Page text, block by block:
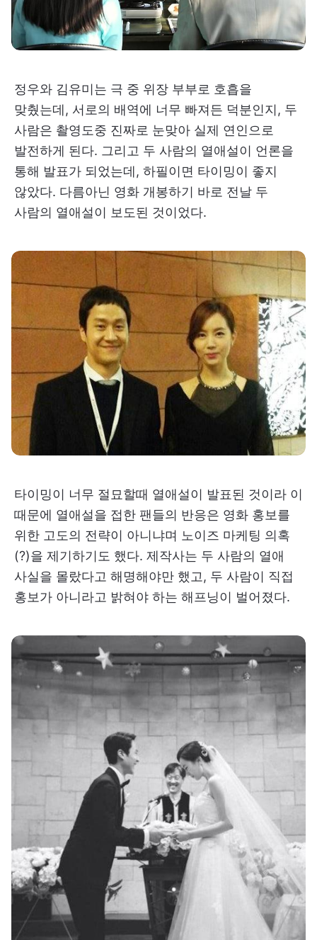
정우와 김유미는 극 중 위장 부부로 호흡을
맞췄는데, 서로의 배역에 너무 빠져든 덕분인지, 두
사람은 촬영도중 진짜로 눈맞아 실제 연인으로
발전하게 된다. 그리고 두 사람의 열애설이 언론을
통해 발표가 되었는데, 하필이면 타이밍이 좋지
않았다. 다름아닌 영화 개봉하기 바로 전날 두
사람의 열애설이 보도된 것이었다.
타이밍이 너무 절묘할때 열애설이 발표된 것이라 이
때문에 열애설을 접한 팬들의 반응은 영화 홍보를
위한 고도의 전략이 아니냐며 노이즈 마케팅 의혹
(?)을 제기하기도 했다. 제작사는 두 사람의 열애
사실을 몰랐다고 해명해야만 했고, 두 사람이 직접
홍보가 아니라고 밝혀야 하는 해프닝이 벌어졌다.